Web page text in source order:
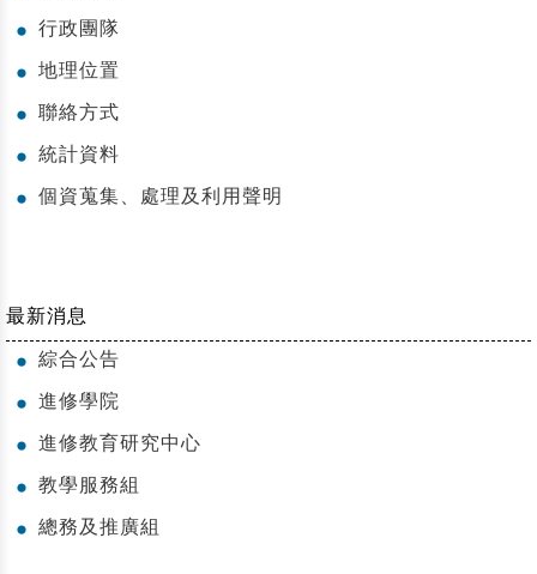
● 行政團隊
● 地理位置
● 聯絡方式
● 統計資料
● 個資蒐集、處理及利用聲明
最新消息
● 綜合公告
● 進修學院
● 進修教育研究中心
● 教學服務組
● 總務及推廣組